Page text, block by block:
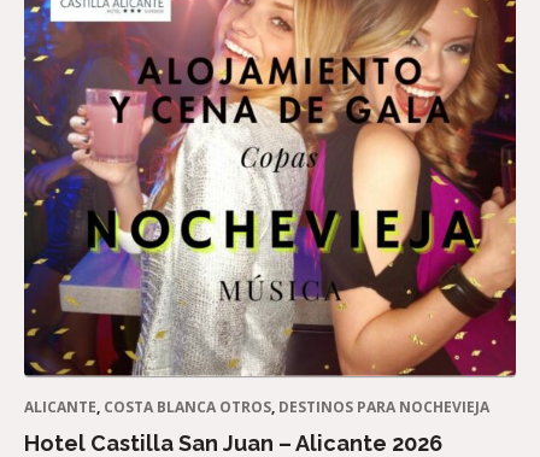
ALICANTE, COSTA BLANCA OTROS, DESTINOS PARA NOCHEVIEJA
Hotel Castilla San Juan – Alicante 2026